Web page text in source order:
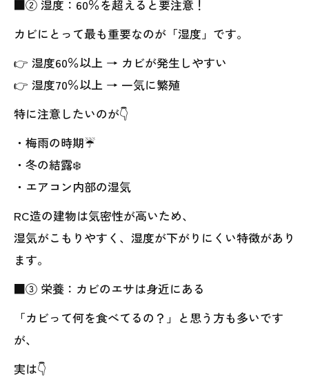
■② 湿度：60％を超えると要注意！
カビにとって最も重要なのが「湿度」です。
👉 湿度60％以上 → カビが発生しやすい
👉 湿度70％以上 → 一気に繁殖
特に注意したいのが👇
・梅雨の時期☔
・冬の結露❄️
・エアコン内部の湿気
RC造の建物は気密性が高いため、
湿気がこもりやすく、湿度が下がりにくい特徴があり
ます。
■③ 栄養：カビのエサは身近にある
「カビって何を食べてるの？」と思う方も多いです
が、
実は👇